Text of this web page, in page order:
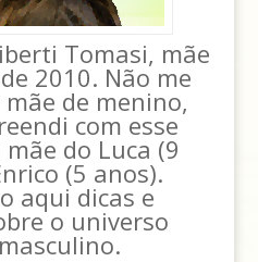
Tomasi, mãe
2010. Não me
de menino,
com esse
do Luca (9
(5 anos).
aqui dicas e
o universo